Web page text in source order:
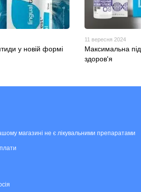
у новій формі
11 вересня 2024
Максимальна
здоров'я
магазині не є лікувальними препаратами